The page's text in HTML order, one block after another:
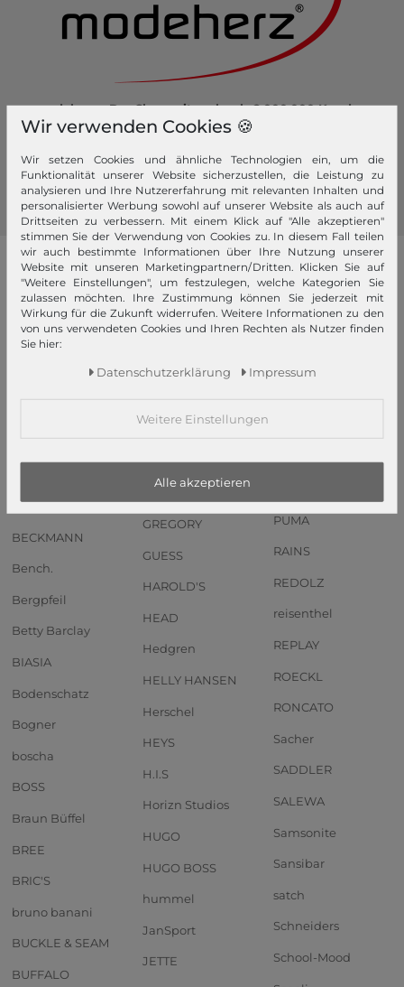
modeherz - Der Shop mit mehr als 2.000.000 Kunden.
Hier kaufen Sie sicher und bequem ein.
Werden Sie Fan von modeherz und folgen Sie uns:
unsere Marken
4YOU
abro
b.belt
BECKMANN
Bench.
Bergpfeil
Betty Barclay
BIASIA
Bodenschatz
Bogner
boscha
BOSS
Braun Büffel
BREE
BRIC'S
bruno banani
BUCKLE & SEAM
BUFFALO
GERRY WEBER
GIANNI CHIARINI
Gola
GREENBURRY
GreenLand Nature
GREGORY
GUESS
HAROLD'S
HEAD
Hedgren
HELLY HANSEN
Herschel
HEYS
H.I.S
Horizn Studios
HUGO
HUGO BOSS
hummel
JanSport
JETTE
PICARD
Pick & Pack
PUMA
RAINS
REDOLZ
reisenthel
REPLAY
ROECKL
RONCATO
Sacher
SADDLER
SALEWA
Samsonite
Sansibar
satch
Schneiders
School-Mood
Wir verwenden Cookies 🍪
Wir setzen Cookies und ähnliche Technologien ein, um die
Funktionalität unserer Website sicherzustellen, die Leistung zu
analysieren und Ihre Nutzererfahrung mit relevanten Inhalten und
personalisierter Werbung sowohl auf unserer Website als auch auf
Drittseiten zu verbessern. Mit einem Klick auf "Alle akzeptieren"
stimmen Sie der Verwendung von Cookies zu. In diesem Fall teilen
wir auch bestimmte Informationen über Ihre Nutzung unserer
Website mit unseren Marketingpartnern/Dritten. Klicken Sie auf
"Weitere Einstellungen", um festzulegen, welche Kategorien Sie
zulassen möchten. Ihre Zustimmung können Sie jederzeit mit
Wirkung für die Zukunft widerrufen. Weitere Informationen zu den
von uns verwendeten Cookies und Ihren Rechten als Nutzer finden
Sie hier:
Daten­schutz­erklärung Impressum
Weitere Einstellungen
Alle akzeptieren